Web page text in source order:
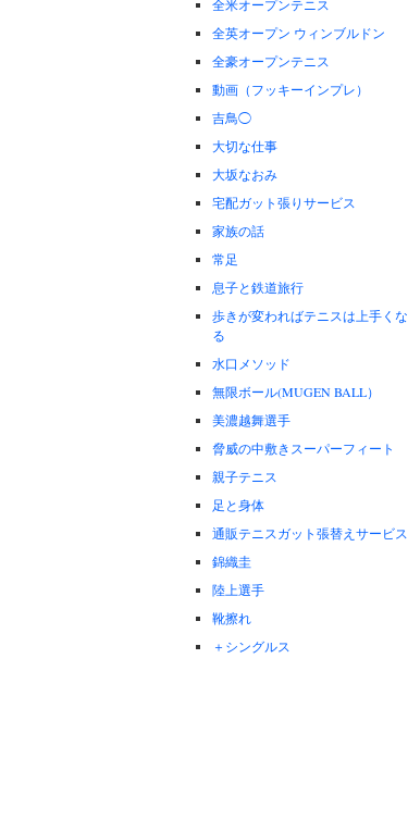
全米オープンテニス
全英オープン ウィンブルドン
全豪オープンテニス
動画（フッキーインプレ）
吉鳥◯
大切な仕事
大坂なおみ
宅配ガット張りサービス
家族の話
常足
息子と鉄道旅行
歩きが変わればテニスは上手くな
る
水口メソッド
無限ボール(MUGEN BALL）
美濃越舞選手
脅威の中敷きスーパーフィート
親子テニス
足と身体
通販テニスガット張替えサービス
錦織圭
陸上選手
靴擦れ
＋シングルス